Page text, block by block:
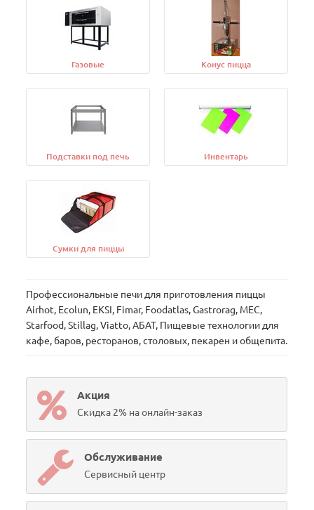
Газовые Конус пицца
Подставки под печь Инвентарь
Сумки для пиццы
Профессиональные печи для приготовления пиццы
Airhot, Ecolun, EKSI, Fimar, Foodatlas, Gastrorag, MEC,
Starfood, Stillag, Viatto, АБАТ, Пищевые технологии для
кафе, баров, ресторанов, столовых, пекарен и общепита.
Акция
Скидка 2% на онлайн-заказ
Обслуживание
Сервисный центр